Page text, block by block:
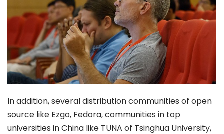
In addition, several distribution communities of open
source like Ezgo, Fedora, communities in top
universities in China like TUNA of Tsinghua University,